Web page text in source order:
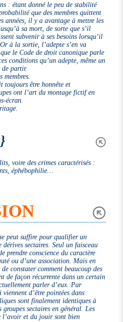
: étant donné le peu de stabilité
que des membres quittent
années, il y a avantage à mettre les
sa mort, de sorte que s’il
subvenir à ses besoins lorsqu’il
à la sortie, l’adepte s’en va
le Code de droit canonique parle
conditions qu’un adepte, même un
de partir.
toujours être honnête et
ont l’art du montage fictif en
écran.
}
voire des crimes caractérisés :
éphébophilie…
peut suffire pour qualifier un
sectaires. Seul un faisceau
prendre conscience du caractère
ou d’une association. Mais en
constater comment beaucoup des
de façon récurrente dans un certain
parler d’eux. Par
d’être pointées dans
sont finalement identiques à
sectaires en général. Les
l’avoir et du jouir sont bien